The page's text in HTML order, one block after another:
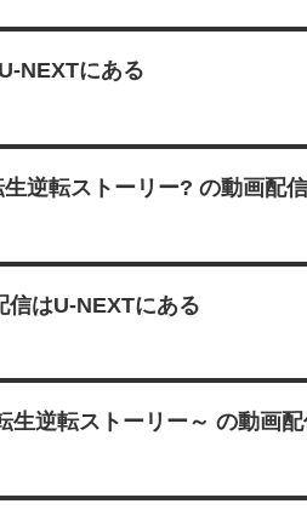
NEXTにある
逆転ストーリー? の動画配
信はU-NEXTにある
生逆転ストーリー～ の動画